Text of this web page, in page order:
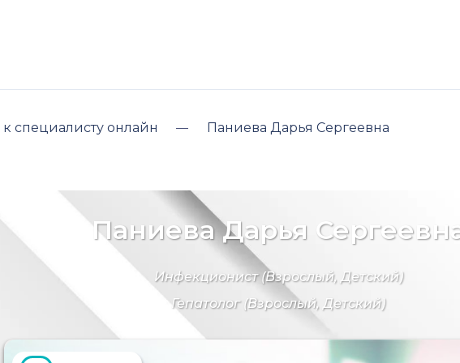
специалисту онлайн Паниева Дарья Сергеевна
Паниева Дарья
Инфекционист(Взрослый, Детский)
Гепатолог(Взрослый, Детский)